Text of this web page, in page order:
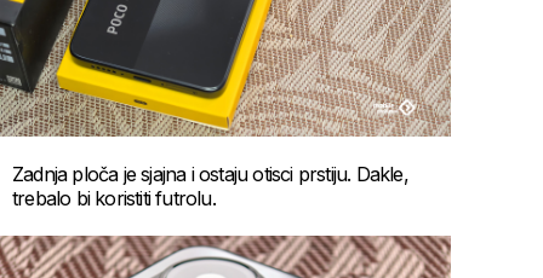
Zadnja ploča je sjajna i ostaju otisci prstiju. Dakle,
trebalo bi koristiti futrolu.